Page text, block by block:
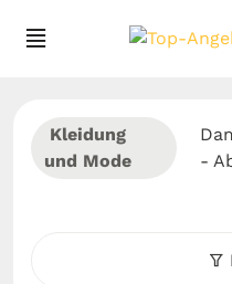
Kleidung
und Mode
-